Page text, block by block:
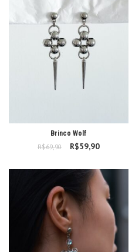
Brinco Wolf
R$69,90
O preço original
R$59,90
R$59,90.